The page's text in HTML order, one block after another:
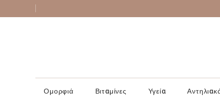
Ομορφιά Βιταμίνες Υγεία